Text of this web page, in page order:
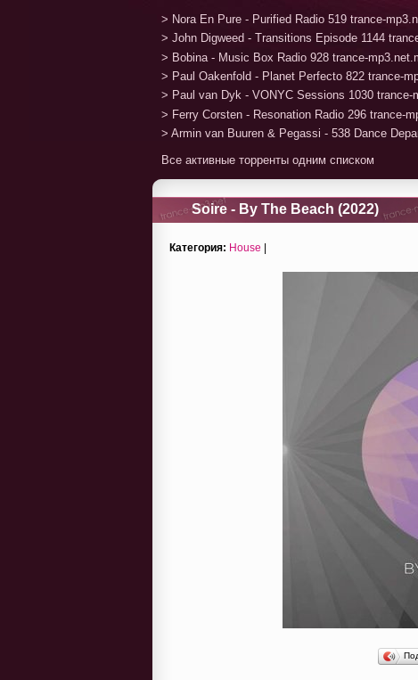
> Nora En Pure - Purified Radio 519 trance-
> John Digweed - Transitions Episode 1144
> Bobina - Music Box Radio 928 trance-
> Paul Oakenfold - Planet Perfecto 822 trance-
> Paul van Dyk - VONYC Sessions 1030 trance-
> Ferry Corsten - Resonation Radio 296 trance-
> Armin van Buuren & Pegassi - 538 Dance
Все активные торренты одним списком
Soire - By The Beach (2022)
Категория: House |